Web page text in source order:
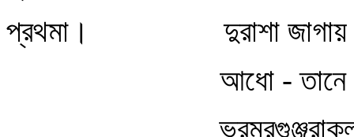
প্রথমা। দুরাশা জাগায়
আধো - তানে ভাঙা
ভ্রমরগুঞ্জরাকুল